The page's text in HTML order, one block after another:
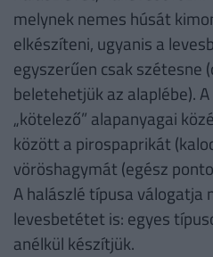
melynek nemes húsát
elkészíteni, ugyanis a
egyszerűen csak szétesne
beletehetjük az alaplébe).
„kötelező” alapanyagai
között a pirospaprikát
vöröshagymát (egész
A halászlé típusa válogatja
levesbetétet is: egyes
anélkül készítjük.